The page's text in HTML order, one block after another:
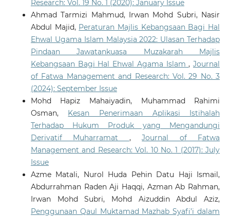
Research: Vol. 19 No. 1 (2020): January Issue
Ahmad Tarmizi Mahmud, Irwan Mohd Subri, Nasir
Abdul Majid, Peraturan Majlis Kebangsaan Bagi Hal
Ehwal Ugama Islam Malaysia 2022: Ulasan Terhadap
Pindaan Jawatankuasa Muzakarah Majlis
Kebangsaan Bagi Hal Ehwal Agama Islam,Journal
of Fatwa Management and Research: Vol. 29 No. 3
(2024): September Issue
Mohd Hapiz Mahaiyadin, Muhammad Rahimi
Osman, Kesan Penerimaan Aplikasi Istihalah
Terhadap Hukum Produk yang Mengandungi
Derivatif Muharramat ,Journal of Fatwa
Management and Research: Vol. 10 No. 1 (2017): July
Issue
Azme Matali, Nurol Huda Pehin Datu Haji Ismail,
Abdurrahman Raden Aji Haqqi, Azman Ab Rahman,
Irwan Mohd Subri, Mohd Aizuddin Abdul Aziz,
Penggunaan Qaul Muktamad Mazhab Syafi’i dalam